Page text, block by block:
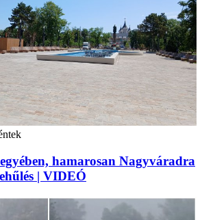
hamarosan Nagyváradra
| VIDEÓ